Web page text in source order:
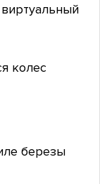
колес
березы